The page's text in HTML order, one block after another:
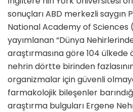
sonuçları ABD merkezli saygın
National Academy of Sciences
yayımlanan “Dünya
araştırmasına göre 104 ülkede
nehrin dörtte birinden
organizmalar için güvenli
farmakolojik bileşenler
araştırma bulguları Ergene